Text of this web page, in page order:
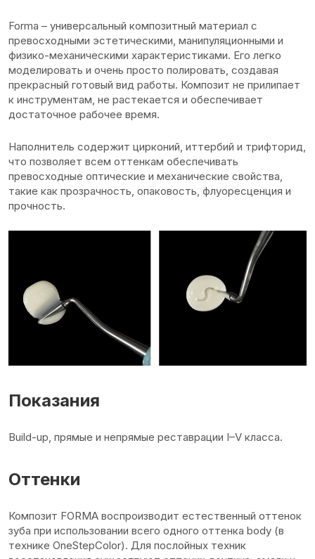
Forma – универсальный композитный материал с
превосходными эстетическими, манипуляционными и
физико-механическими характеристиками. Его легко
моделировать и очень просто полировать, создавая
прекрасный готовый вид работы. Композит не прилипает
к инструментам, не растекается и обеспечивает
достаточное рабочее время.
Наполнитель содержит цирконий, иттербий и трифторид,
что позволяет всем оттенкам обеспечивать
превосходные оптические и механические свойства,
такие как прозрачность, опаковость, флуоресценция и
прочность.
Показания
Build-up, прямые и непрямые реставрации I–V класса.
Оттенки
Композит FORMA воспроизводит естественный оттенок
зуба при использовании всего одного оттенка body (в
технике OneStepColor). Для послойных техник